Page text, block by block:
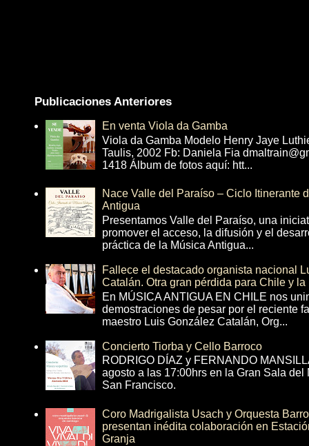
Publicaciones Anteriores
En venta Viola da Gamba
Viola da Gamba Modelo Henry Jaye
Taulis, 2002 Fb: Daniela Fia
1418 Álbum de fotos aquí: htt...
Nace Valle del Paraíso – Ciclo Itinerante
Antigua
Presentamos Valle del Paraíso, una
promover el acceso, la difusión y el
práctica de la Música Antigua...
Fallece el destacado organista nacional
Catalán. Otra gran pérdida para Chile y la
En MÚSICA ANTIGUA EN CHILE nos
demostraciones de pesar por el reciente
maestro Luis González Catalán, Org...
Concierto Tiorba y Cello Barroco
RODRIGO DÍAZ y FERNANDO
agosto a las 17:00hrs en la Gran Sala
San Francisco.
Coro Madrigalista Usach y Orquesta
presentan inédita colaboración en
Granja